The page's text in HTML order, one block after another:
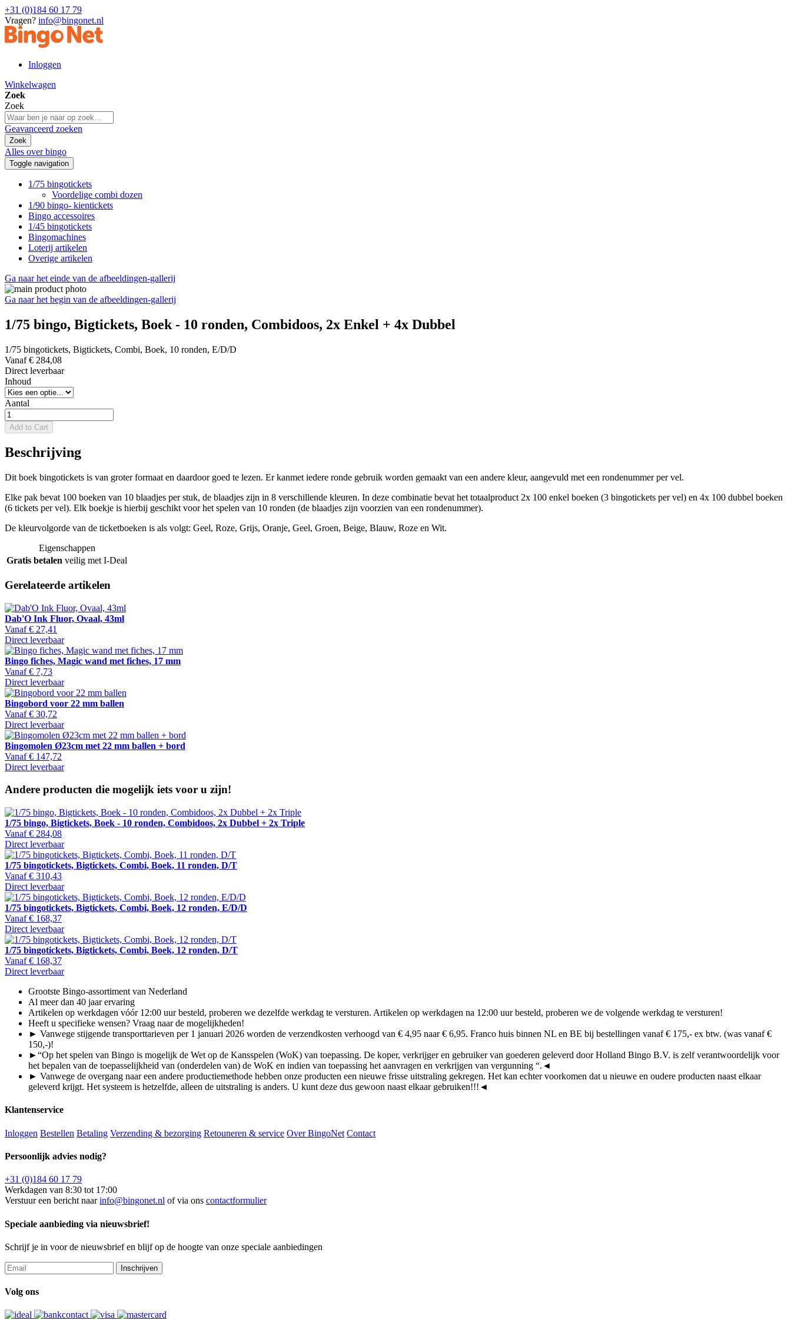
+31 (0)184 60 17 79
Vragen? info@bingonet.nl
Inloggen
Winkelwagen
Zoek
Zoek
Geavanceerd zoeken
Zoek
Alles over bingo
Toggle navigation
1/75 bingotickets
Voordelige combi dozen
1/90 bingo- kientickets
Bingo accessoires
1/45 bingotickets
Bingomachines
Loterij artikelen
Overige artikelen
Ga naar het einde van de afbeeldingen-gallerij
Ga naar het begin van de afbeeldingen-gallerij
1/75 bingo, Bigtickets, Boek - 10 ronden, Combidoos, 2x Enkel + 4x Dubbel
1/75 bingotickets, Bigtickets, Combi, Boek, 10 ronden, E/D/D
Vanaf € 284,08
Direct leverbaar
Inhoud
Aantal
Add to Cart
Beschrijving
Dit boek bingotickets is van groter formaat en daardoor goed te lezen. Er kanmet iedere ronde gebruik worden gemaakt van een andere kleur, aangevuld met een rondenummer per vel.
Elke pak bevat 100 boeken van 10 blaadjes per stuk, de blaadjes zijn in 8 verschillende kleuren. In deze combinatie bevat het totaalproduct 2x 100 enkel boeken (3 bingotickets per vel) en 4x 100 dubbel boeken
(6 tickets per vel). Elk boekje is hierbij geschikt voor het spelen van 10 ronden (de blaadjes zijn voorzien van een rondenummer).
De kleurvolgorde van de ticketboeken is als volgt: Geel, Roze, Grijs, Oranje, Geel, Groen, Beige, Blauw, Roze en Wit.
Eigenschappen
Gratis betalen veilig met I-Deal
Gerelateerde artikelen
Dab'O Ink Fluor, Ovaal, 43ml
Vanaf € 27,41
Direct leverbaar
Bingo fiches, Magic wand met fiches, 17 mm
Vanaf € 7,73
Direct leverbaar
Bingobord voor 22 mm ballen
Vanaf € 30,72
Direct leverbaar
Bingomolen Ø23cm met 22 mm ballen + bord
Vanaf € 147,72
Direct leverbaar
Andere producten die mogelijk iets voor u zijn!
1/75 bingo, Bigtickets, Boek - 10 ronden, Combidoos, 2x Dubbel + 2x Triple
Vanaf € 284,08
Direct leverbaar
1/75 bingotickets, Bigtickets, Combi, Boek, 11 ronden, D/T
Vanaf € 310,43
Direct leverbaar
1/75 bingotickets, Bigtickets, Combi, Boek, 12 ronden, E/D/D
Vanaf € 168,37
Direct leverbaar
1/75 bingotickets, Bigtickets, Combi, Boek, 12 ronden, D/T
Vanaf € 168,37
Direct leverbaar
Grootste Bingo-assortiment van Nederland
Al meer dan 40 jaar ervaring
Artikelen op werkdagen vóór 12:00 uur besteld, proberen we dezelfde werkdag te versturen. Artikelen op werkdagen na 12:00 uur besteld, proberen we de volgende werkdag te versturen!
Heeft u specifieke wensen? Vraag naar de mogelijkheden!
► Vanwege stijgende transporttarieven per 1 januari 2026 worden de verzendkosten verhoogd van € 4,95 naar € 6,95. Franco huis binnen NL en BE bij bestellingen vanaf € 175,- ex btw. (was vanaf €
150,-)!
►“Op het spelen van Bingo is mogelijk de Wet op de Kansspelen (WoK) van toepassing. De koper, verkrijger en gebruiker van goederen geleverd door Holland Bingo B.V. is zelf verantwoordelijk voor
het bepalen van de toepasselijkheid van (onderdelen van) de WoK en indien van toepassing het aanvragen en verkrijgen van vergunning “.◄
► Vanwege de overgang naar een andere productiemethode hebben onze producten een nieuwe frisse uitstraling gekregen. Het kan echter voorkomen dat u nieuwe en oudere producten naast elkaar
geleverd krijgt. Het systeem is hetzelfde, alleen de uitstraling is anders. U kunt deze dus gewoon naast elkaar gebruiken!!! ◄
Klantenservice
Inloggen Bestellen Betaling Verzending & bezorging Retouneren & service Over BingoNet Contact
Persoonlijk advies nodig?
+31 (0)184 60 17 79
Werkdagen van 8:30 tot 17:00
Verstuur een bericht naarinfo@bingonet.nl of via ons contactformulier
Speciale aanbieding via nieuwsbrief!
Schrijf je in voor de nieuwsbrief en blijf op de hoogte van onze speciale aanbiedingen
Inschrijven
Volg ons